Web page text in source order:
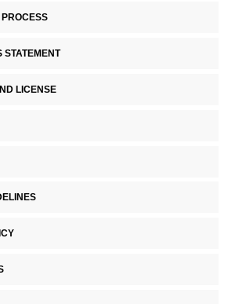
STATEMENT
LICENSE